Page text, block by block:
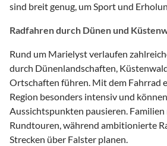
sind breit genug, um Sport und
Radfahren durch Dünen und
Rund um Marielyst verlaufen
durch Dünenlandschaften,
Ortschaften führen. Mit dem Fahrrad
Region besonders intensiv und
Aussichtspunkten pausieren.
Rundtouren, während ambitionierte
Strecken über Falster planen.